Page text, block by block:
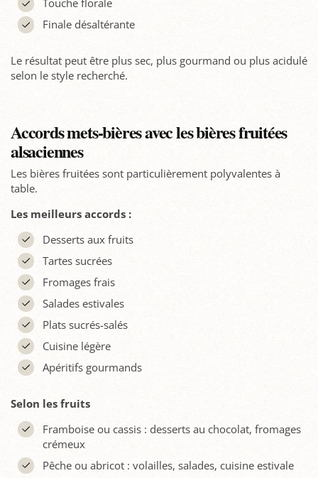
Touche florale
Finale désaltérante
Le résultat peut être plus sec, plus gourmand ou plus acidulé
selon le style recherché.
Accords mets-bières avec les bières fruitées
alsaciennes
Les bières fruitées sont particulièrement polyvalentes à
table.
Les meilleurs accords :
Desserts aux fruits
Tartes sucrées
Fromages frais
Salades estivales
Plats sucrés-salés
Cuisine légère
Apéritifs gourmands
Selon les fruits
Framboise ou cassis : desserts au chocolat, fromages
crémeux
Pêche ou abricot : volailles, salades, cuisine estivale